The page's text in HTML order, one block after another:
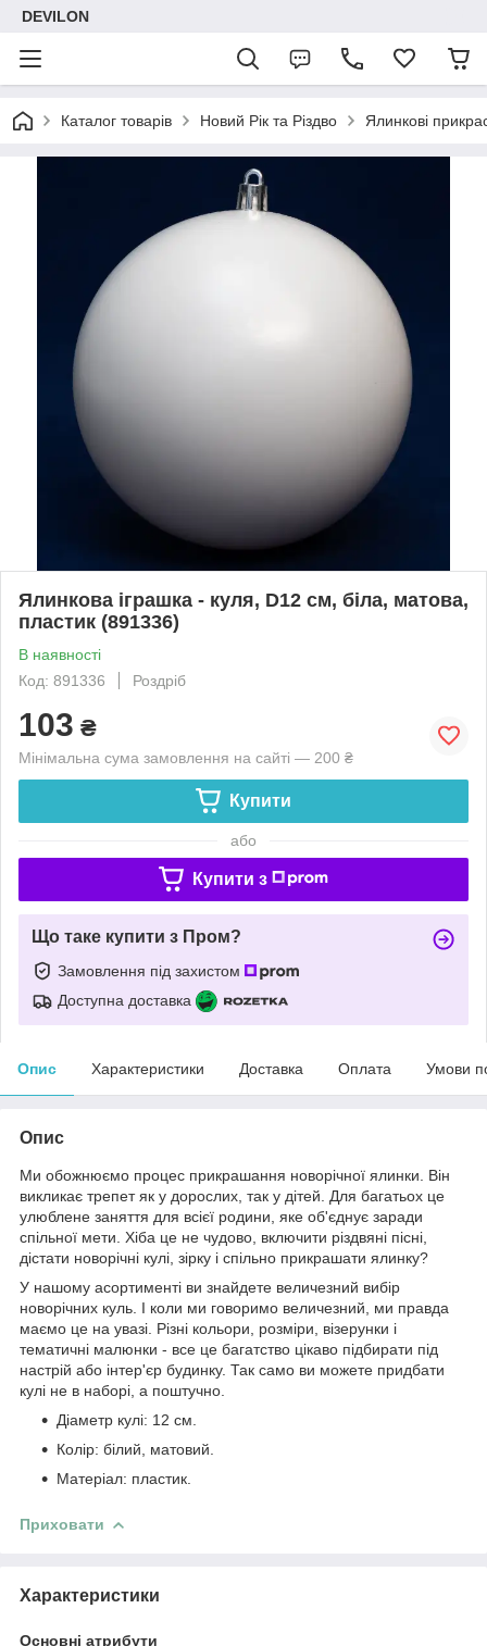
DEVILON
Каталог товарів Новий Рік та Різдво Ялинкові
Ялинкова іграшка - куля, D12 см, біла, матова,
пластик (891336)
В наявності
Код: 891336
Роздріб
103 ₴
Мінімальна сума замовлення на сайті — 200 ₴
Купити
або
Купити з
Що таке купити з Пром?
Замовлення під захистом
Доступна доставка
Опис Характеристики Доставка Оплата Умови
Опис
Ми обожнюємо процес прикрашання новорічної ялинки. Він
викликає трепет як у дорослих, так у дітей. Для багатьох це
улюблене заняття для всієї родини, яке об'єднує заради
спільної мети. Хіба це не чудово, включити різдвяні пісні,
дістати новорічні кулі, зірку і спільно прикрашати ялинку?
У нашому асортименті ви знайдете величезний вибір
новорічних куль. І коли ми говоримо величезний, ми правда
маємо це на увазі. Різні кольори, розміри, візерунки і
тематичні малюнки - все це багатство цікаво підбирати під
настрій або інтер'єр будинку. Так само ви можете придбати
кулі не в наборі, а поштучно.
Діаметр кулі: 12 см.
Колір: білий, матовий.
Матеріал: пластик.
Приховати
Характеристики
Основні атрибути